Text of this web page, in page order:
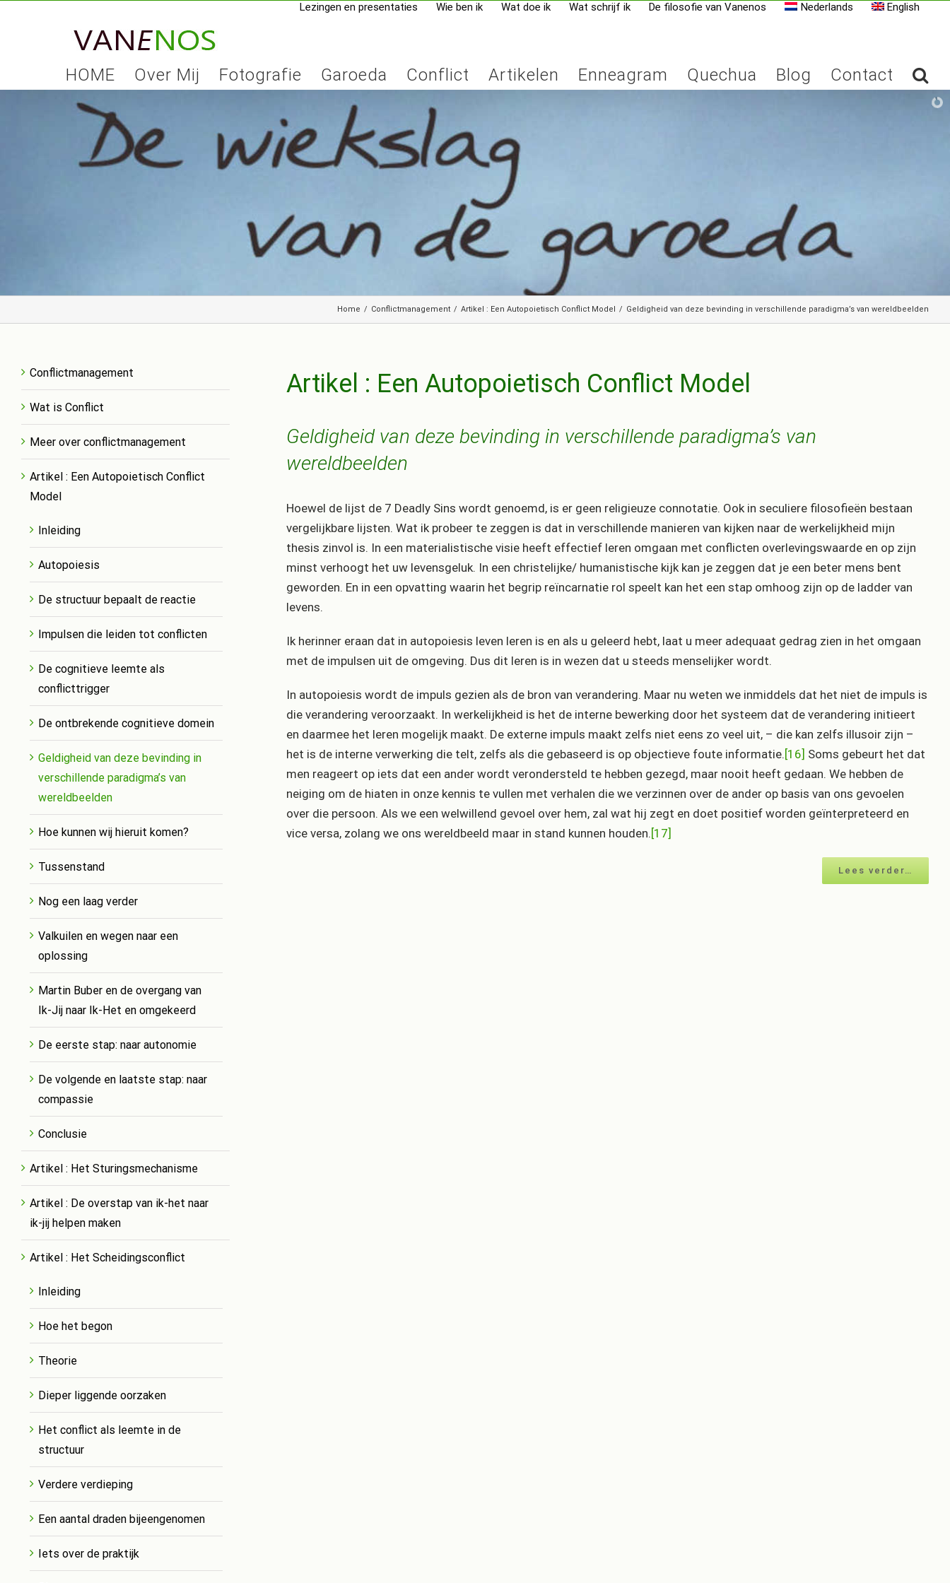
Lezingen en presentaties Wie ben ik Wat doe ik Wat schrijf ik De filosofie van Vanenos Nederlands English
HOME Over Mij Fotografie Garoeda Conflict Artikelen Enneagram Quechua Blog Contact
Home / Conflictmanagement / Artikel : Een Autopoietisch Conflict Model / Geldigheid van deze bevinding in verschillende paradigma’s van wereldbeelden
Artikel : Een Autopoietisch Conflict Model
Geldigheid van deze bevinding in verschillende paradigma’s van
wereldbeelden
Hoewel de lijst de 7 Deadly Sins wordt genoemd, is er geen religieuze connotatie. Ook in seculiere filosofieën bestaan
vergelijkbare lijsten. Wat ik probeer te zeggen is dat in verschillende manieren van kijken naar de werkelijkheid mijn
thesis zinvol is. In een materialistische visie heeft effectief leren omgaan met conflicten overlevingswaarde en op zijn
minst verhoogt het uw levensgeluk. In een christelijke/ humanistische kijk kan je zeggen dat je een beter mens bent
geworden. En in een opvatting waarin het begrip reïncarnatie rol speelt kan het een stap omhoog zijn op de ladder van
levens.
Ik herinner eraan dat in autopoiesis leven leren is en als u geleerd hebt, laat u meer adequaat gedrag zien in het omgaan
met de impulsen uit de omgeving. Dus dit leren is in wezen dat u steeds menselijker wordt.
In autopoiesis wordt de impuls gezien als de bron van verandering. Maar nu weten we inmiddels dat het niet de impuls is
die verandering veroorzaakt. In werkelijkheid is het de interne bewerking door het systeem dat de verandering initieert
en daarmee het leren mogelijk maakt. De externe impuls maakt zelfs niet eens zo veel uit, – die kan zelfs illusoir zijn –
het is de interne verwerking die telt, zelfs als die gebaseerd is op objectieve foute informatie.[16] Soms gebeurt het dat
men reageert op iets dat een ander wordt verondersteld te hebben gezegd, maar nooit heeft gedaan. We hebben de
neiging om de hiaten in onze kennis te vullen met verhalen die we verzinnen over de ander op basis van ons gevoelen
over die persoon. Als we een welwillend gevoel over hem, zal wat hij zegt en doet positief worden geïnterpreteerd en
vice versa, zolang we ons wereldbeeld maar in stand kunnen houden.[17]
Lees verder…
Conflictmanagement
Wat is Conflict
Meer over conflictmanagement
Artikel : Een Autopoietisch Conflict
Model
Inleiding
Autopoiesis
De structuur bepaalt de reactie
Impulsen die leiden tot conflicten
De cognitieve leemte als
conflicttrigger
De ontbrekende cognitieve domein
Geldigheid van deze bevinding in
verschillende paradigma’s van
wereldbeelden
Hoe kunnen wij hieruit komen?
Tussenstand
Nog een laag verder
Valkuilen en wegen naar een
oplossing
Martin Buber en de overgang van
Ik-Jij naar Ik-Het en omgekeerd
De eerste stap: naar autonomie
De volgende en laatste stap: naar
compassie
Conclusie
Artikel : Het Sturingsmechanisme
Artikel : De overstap van ik-het naar
ik-jij helpen maken
Artikel : Het Scheidingsconflict
Inleiding
Hoe het begon
Theorie
Dieper liggende oorzaken
Het conflict als leemte in de
structuur
Verdere verdieping
Een aantal draden bijeengenomen
Iets over de praktijk